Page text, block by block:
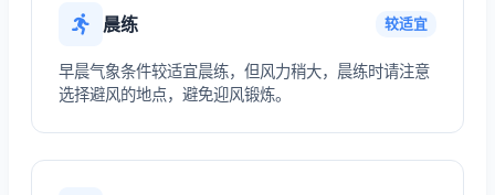
晨练 较适宜
早晨气象条件较适宜晨练，但风力稍大，晨练时请注意
选择避风的地点，避免迎风锻炼。